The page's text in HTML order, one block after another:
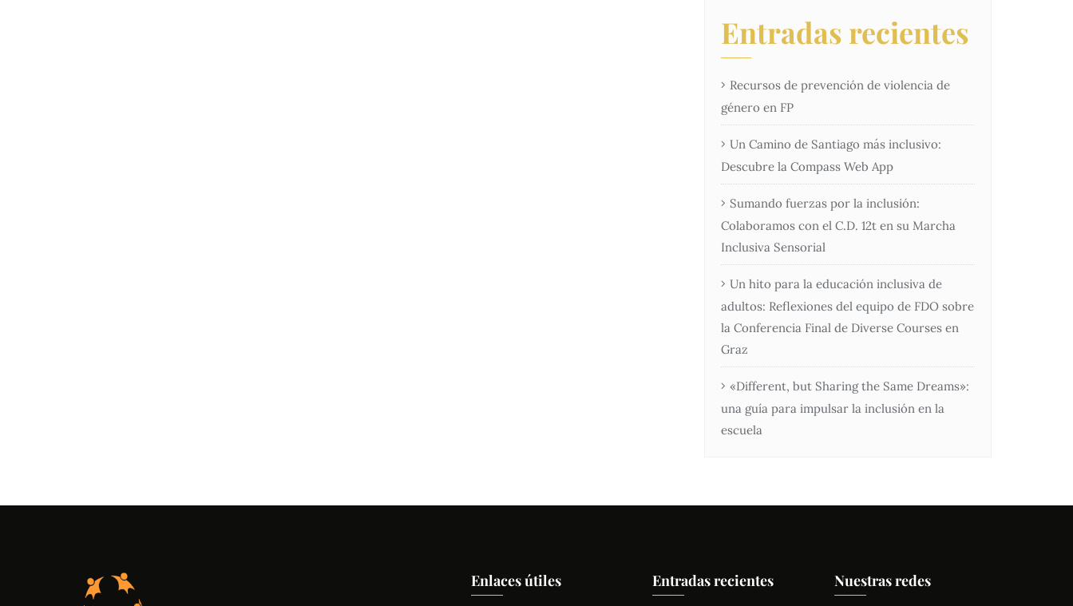
Entradas recientes
Recursos de prevención de violencia de
género en FP
Un Camino de Santiago más inclusivo:
Descubre la Compass Web App
Sumando fuerzas por la inclusión:
Colaboramos con el C.D. 12t en su Marcha
Inclusiva Sensorial
Un hito para la educación inclusiva de
adultos: Reflexiones del equipo de FDO sobre
la Conferencia Final de Diverse Courses en
Graz
«Different, but Sharing the Same Dreams»:
una guía para impulsar la inclusión en la
escuela
Enlaces útiles Entradas recientes Nuestras redes